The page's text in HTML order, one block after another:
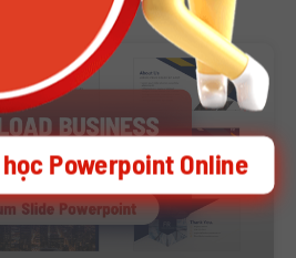
Powerpoint Online